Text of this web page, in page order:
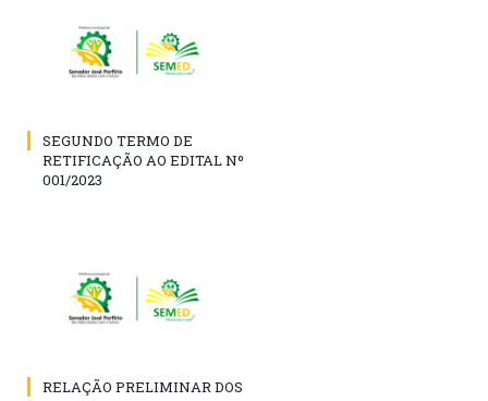
SEGUNDO TERMO DE
RETIFICAÇÃO AO EDITAL Nº
001/2023
RELAÇÃO PRELIMINAR DOS